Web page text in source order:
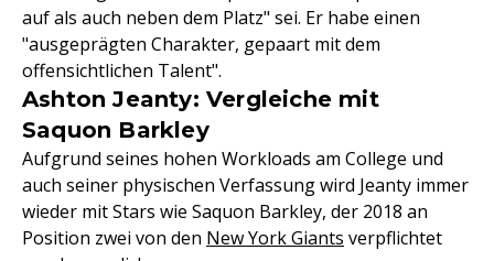
auf als auch neben dem Platz" sei. Er habe einen
"ausgeprägten Charakter, gepaart mit dem
offensichtlichen Talent".
Ashton Jeanty: Vergleiche mit
Saquon Barkley
Aufgrund seines hohen Workloads am College und
auch seiner physischen Verfassung wird Jeanty immer
wieder mit Stars wie Saquon Barkley, der 2018 an
Position zwei von den New York Giants verpflichtet